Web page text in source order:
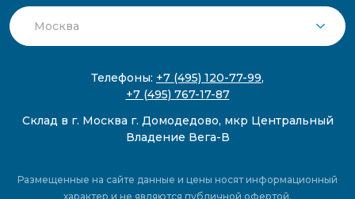
Телефоны: +7 (495) 120-77-99,
+7 (495) 767-17-87
Склад в г. Москва г. Домодедово, мкр Центральный
Владение Вега-В
Размещенные на сайте данные и цены носят информационный
характер и не являются публичной офертой.